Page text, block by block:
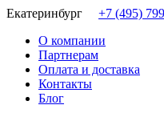
Екатеринбург
+7 (495)
О компании
Партнерам
Оплата и доставка
Контакты
Блог